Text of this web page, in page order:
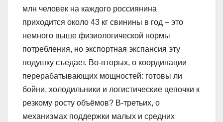
млн человек на каждого россиянина
приходится около 43 кг свинины в год – это
немного выше физиологической нормы
потребления, но экспортная экспансия эту
подушку съедает. Во-вторых, о координации
перерабатывающих мощностей: готовы ли
бойни, холодильники и логистические цепочки к
резкому росту объёмов? В-третьих, о
механизмах поддержки малых и средних